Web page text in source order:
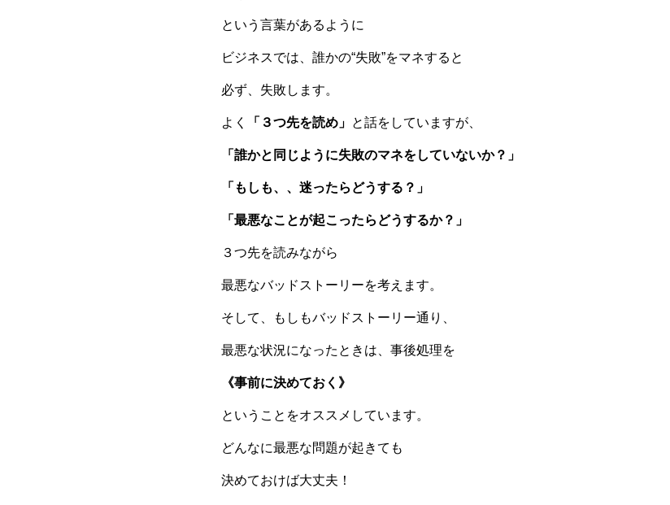
という言葉があるように
ビジネスでは、誰かの“失敗”をマネすると
必ず、失敗します。
よく 「３つ先を読め」 と話をしていますが、
「誰かと同じように失敗のマネをしていないか？」
「もしも、、迷ったらどうする？」
「最悪なことが起こったらどうするか？」
３つ先を読みながら
最悪なバッドストーリーを考えます。
そして、もしもバッドストーリー通り、
最悪な状況になったときは、事後処理を
《事前に決めておく》
ということをオススメしています。
どんなに最悪な問題が起きても
決めておけば大丈夫！